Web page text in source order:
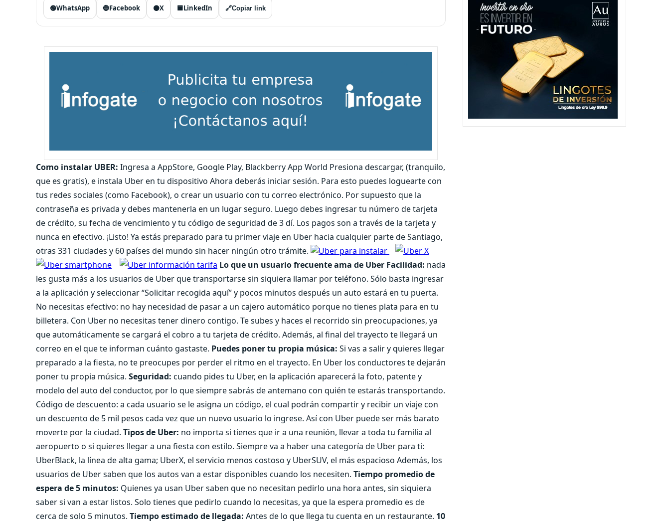
🟢WhatsApp 🔵Facebook ⚫X 🟦LinkedIn 🔗Copiar link
Como instalar UBER: Ingresa a AppStore, Google Play, Blackberry App World Presiona descargar, (tranquilo,
que es gratis), e instala Uber en tu dispositivo Ahora deberás iniciar sesión. Para esto puedes loguearte con
tus redes sociales (como Facebook), o crear un usuario con tu correo electrónico. Por supuesto que la
contraseña es privada y debes mantenerla en un lugar seguro. Luego debes ingresar tu número de tarjeta
de crédito, su fecha de vencimiento y tu código de seguridad de 3 dí. Los pagos son a través de la tarjeta y
nunca en efectivo. ¡Listo! Ya estás preparado para tu primer viaje en Uber hacia cualquier parte de Santiago,
otras 331 ciudades y 60 países del mundo sin hacer ningún otro trámite.
Lo que un usuario frecuente ama de Uber Facilidad: nada
les gusta más a los usuarios de Uber que transportarse sin siquiera llamar por teléfono. Sólo basta ingresar
a la aplicación y seleccionar “Solicitar recogida aquí” y pocos minutos después un auto estará en tu puerta.
No necesitas efectivo: no hay necesidad de pasar a un cajero automático porque no tienes plata para en tu
billetera. Con Uber no necesitas tener dinero contigo. Te subes y haces el recorrido sin preocupaciones, ya
que automáticamente se cargará el cobro a tu tarjeta de crédito. Además, al final del trayecto te llegará un
correo en el que te informan cuánto gastaste. Puedes poner tu propia música: Si vas a salir y quieres llegar
preparado a la fiesta, no te preocupes por perder el ritmo en el trayecto. En Uber los conductores te dejarán
poner tu propia música. Seguridad: cuando pides tu Uber, en la aplicación aparecerá la foto, patente y
modelo del auto del conductor, por lo que siempre sabrás de antemano con quién te estarás transportando.
Código de descuento: a cada usuario se le asigna un código, el cual podrán compartir y recibir un viaje con
un descuento de 5 mil pesos cada vez que un nuevo usuario lo ingrese. Así con Uber puede ser más barato
moverte por la ciudad. Tipos de Uber: no importa si tienes que ir a una reunión, llevar a toda tu familia al
aeropuerto o si quieres llegar a una fiesta con estilo. Siempre va a haber una categoría de Uber para ti:
UberBlack, la línea de alta gama; UberX, el servicio menos costoso y UberSUV, el más espacioso Además, los
usuarios de Uber saben que los autos van a estar disponibles cuando los necesiten. Tiempo promedio de
espera de 5 minutos: Quienes ya usan Uber saben que no necesitan pedirlo una hora antes, sin siquiera
saber si van a estar listos. Solo tienes que pedirlo cuando lo necesitas, ya que la espera promedio es de
cerca de solo 5 minutos. Tiempo estimado de llegada: Antes de lo que llega tu cuenta en un restaurante. 10